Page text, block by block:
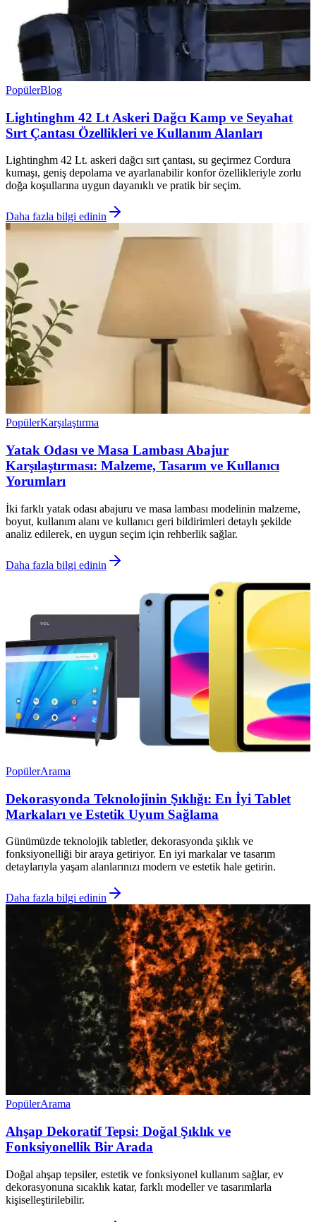
PopülerBlog
Lightinghm 42 Lt Askeri Dağcı Kamp ve Seyahat
Sırt Çantası Özellikleri ve Kullanım Alanları
Lightinghm 42 Lt. askeri dağcı sırt çantası, su geçirmez Cordura
kumaşı, geniş depolama ve ayarlanabilir konfor özellikleriyle zorlu
doğa koşullarına uygun dayanıklı ve pratik bir seçim.
Daha fazla bilgi edinin
PopülerKarşılaştırma
Yatak Odası ve Masa Lambası Abajur
Karşılaştırması: Malzeme, Tasarım ve Kullanıcı
Yorumları
İki farklı yatak odası abajuru ve masa lambası modelinin malzeme,
boyut, kullanım alanı ve kullanıcı geri bildirimleri detaylı şekilde
analiz edilerek, en uygun seçim için rehberlik sağlar.
Daha fazla bilgi edinin
PopülerArama
Dekorasyonda Teknolojinin Şıklığı: En İyi Tablet
Markaları ve Estetik Uyum Sağlama
Günümüzde teknolojik tabletler, dekorasyonda şıklık ve
fonksiyonelliği bir araya getiriyor. En iyi markalar ve tasarım
detaylarıyla yaşam alanlarınızı modern ve estetik hale getirin.
Daha fazla bilgi edinin
PopülerArama
Ahşap Dekoratif Tepsi: Doğal Şıklık ve
Fonksiyonellik Bir Arada
Doğal ahşap tepsiler, estetik ve fonksiyonel kullanım sağlar, ev
dekorasyonuna sıcaklık katar, farklı modeller ve tasarımlarla
kişiselleştirilebilir.